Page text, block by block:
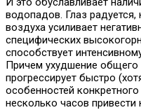
водопадов. Глаз
воздуха усиливает
специфических
способствует
Причем ухудшение общего
прогрессирует быстро
особенностей
несколько часов привести